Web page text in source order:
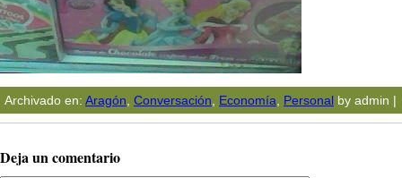
Archivado en: Aragón Conversación Economía Personal by admin |
Deja un comentario